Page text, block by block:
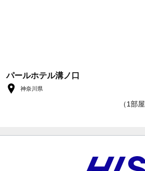
パールホテル溝ノ口
神奈川県
（1部